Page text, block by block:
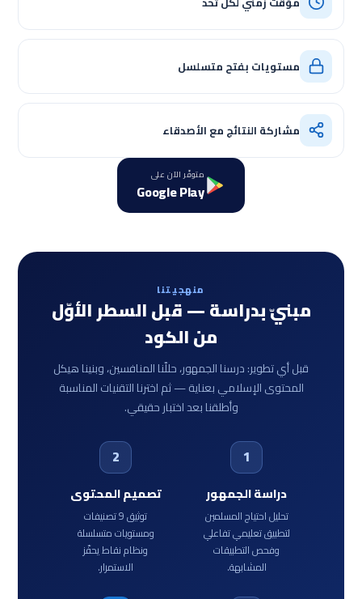
مستويات بفتح متسلسل
مشاركة النتائج مع الأصدقاء
متوفّر الآن على
Google Play
منهجيتنا
مبنيّ بدراسة — قبل السطر الأوّل
من الكود
قبل أي تطوير: درسنا الجمهور، حللّنا المنافسين، وبنينا هيكل
المحتوى الإسلامي بعناية — ثم اخترنا التقنيات المناسبة
وأطلقنا بعد اختبار حقيقي.
1
دراسة الجمهور
تحليل احتياج المسلمين
لتطبيق تعليمي تفاعلي
وفحص التطبيقات
المشابهة.
2
تصميم المحتوى
توثيق 9 تصنيفات
ومستويات متسلسلة
ونظام نقاط يحفّز
الاستمرار.